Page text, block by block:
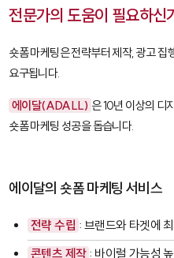
전문가의 도움이 필요하신
숏폼 마케팅은 전략부터 제작, 광고 집
요구됩니다.
에이달(ADALL) 은 10년 이상의 디
숏폼 마케팅 성공을 돕습니다.
에이달의 숏폼 마케팅 서비스
전략 수립 : 브랜드와 타겟에
콘텐츠 제작 : 바이럴 가능성